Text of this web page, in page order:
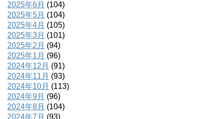
2025年6月 (104)
2025年5月 (104)
2025年4月 (105)
2025年3月 (101)
2025年2月 (94)
2025年1月 (96)
2024年12月 (91)
2024年11月 (93)
2024年10月 (113)
2024年9月 (96)
2024年8月 (104)
2024年7月 (93)